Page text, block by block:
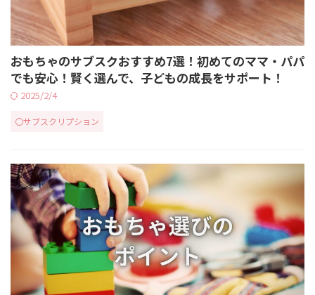
おもちゃのサブスクおすすめ7選！初めてのママ・パパ
でも安心！賢く選んで、子どもの成長をサポート！
2025/2/4
〇サブスクリプション